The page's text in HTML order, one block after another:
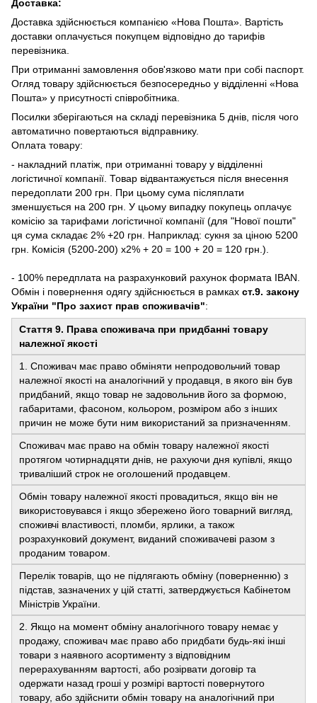
Доставка:
Доставка здійснюється компанією «Нова Пошта». Вартість
доставки оплачується покупцем відповідно до тарифів
перевізника.
При отриманні замовлення обов'язково мати при собі паспорт.
Огляд товару здійснюється безпосередньо у відділенні «Нова
Пошта» у присутності співробітника.
Посилки зберігаються на складі перевізника 5 днів, після чого
автоматично повертаються відправнику.
Оплата товару:
- накладний платіж, при отриманні товару у відділенні
логістичної компанії. Товар відвантажується після внесення
передоплати 200 грн. При цьому сума післяплати
зменшується на 200 грн. У цьому випадку покупець оплачує
комісію за тарифами логістичної компанії (для "Нової пошти"
ця сума складає 2% +20 грн. Наприклад: сукня за ціною 5200
грн. Комісія (5200-200) х2% + 20 = 100 + 20 = 120 грн.).
- 100% передплата на разрахунковий рахунок формата IBAN.
Обмін і повернення одягу здійснюється в рамках ст.9. закону
України "Про захист прав споживачів":
Стаття 9. Права споживача при придбанні товару
належної якості
1. Споживач має право обміняти непродовольчий товар
належної якості на аналогічний у продавця, в якого він був
придбаний, якщо товар не задовольнив його за формою,
габаритами, фасоном, кольором, розміром або з інших
причин не може бути ним використаний за призначенням.
Споживач має право на обмін товару належної якості
протягом чотирнадцяти днів, не рахуючи дня купівлі, якщо
триваліший строк не оголошений продавцем.
Обмін товару належної якості провадиться, якщо він не
використовувався і якщо збережено його товарний вигляд,
споживчі властивості, пломби, ярлики, а також
розрахунковий документ, виданий споживачеві разом з
проданим товаром.
Перелік товарів, що не підлягають обміну (поверненню) з
підстав, зазначених у цій статті, затверджується Кабінетом
Міністрів України.
2. Якщо на момент обміну аналогічного товару немає у
продажу, споживач має право або придбати будь-які інші
товари з наявного асортименту з відповідним
перерахуванням вартості, або розірвати договір та
одержати назад гроші у розмірі вартості повернутого
товару, або здійснити обмін товару на аналогічний при